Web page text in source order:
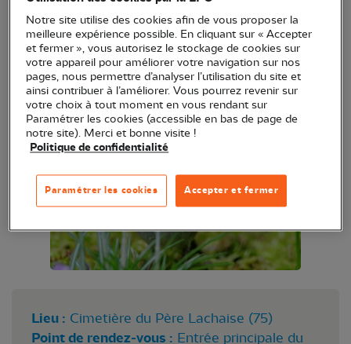
Sortie animée par Patrick Suiro
Dates : 6 juillet, 3 août, 7 septembre, 5 octobre, 2
novembre et 7 décembre 2025
Lieu : Cimetière du Père Lachaise (75)
Point de rendez-vous : Entrée principale du
Notre site utilise des cookies afin de vous proposer la
meilleure expérience possible. En cliquant sur « Accepter
et fermer », vous autorisez le stockage de cookies sur
votre appareil pour améliorer votre navigation sur nos
pages, nous permettre d’analyser l’utilisation du site et
ainsi contribuer à l’améliorer. Vous pourrez revenir sur
votre choix à tout moment en vous rendant sur
Paramétrer les cookies (accessible en bas de page de
notre site). Merci et bonne visite !
Politique de confidentialité
Accepter et fermer
Paramétrer les cookies